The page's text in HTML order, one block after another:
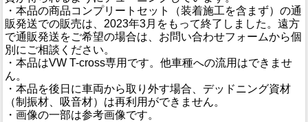
・本品の商品コンプリートセット（装着施工を含まず）の通
販発送での販売は、2023年3月をもって終了しました。遠方
で通販発送をご希望の場合は、お問い合わせフォームから個
別にご相談ください。
・本品はVW T-cross専用です。他車種への流用はできませ
ん。
・本品を後日に車両から取り外す場合、デッドニング資材
（制振材、吸音材）は再利用ができません。
・画像の一部は参考画像です。